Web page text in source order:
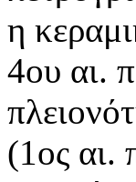
η
4ου αι.
(1ος αι.